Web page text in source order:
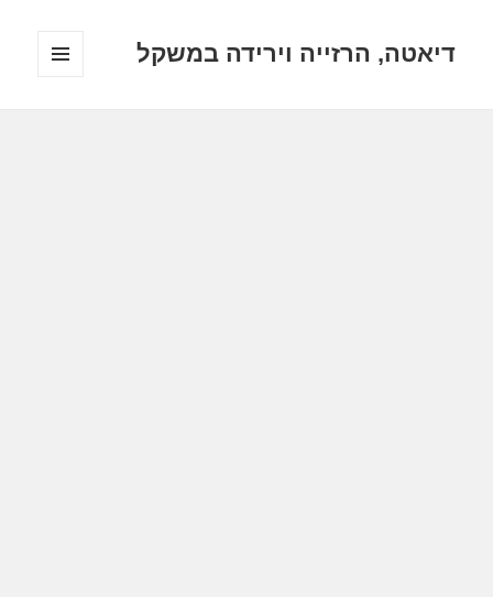
דיאטה, הרזייה וירידה במשקל